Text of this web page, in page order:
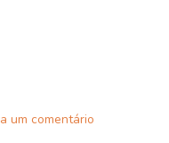
um comentário